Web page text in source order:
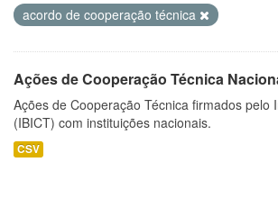
acordo de cooperação técnica
Ações de Cooperação Técnica
Ações de Cooperação Técnica firmados
(IBICT) com instituições nacionais.
CSV